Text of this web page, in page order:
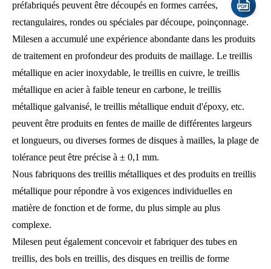
préfabriqués peuvent être découpés en formes carrées,
rectangulaires, rondes ou spéciales par découpe, poinçonnage.
Milesen a accumulé une expérience abondante dans les produits
de traitement en profondeur des produits de maillage. Le treillis
métallique en acier inoxydable, le treillis en cuivre, le treillis
métallique en acier à faible teneur en carbone, le treillis
métallique galvanisé, le treillis métallique enduit d'époxy, etc.
peuvent être produits en fentes de maille de différentes largeurs
et longueurs, ou diverses formes de disques à mailles, la plage de
tolérance peut être précise à ± 0,1 mm.
Nous fabriquons des treillis métalliques et des produits en treillis
métallique pour répondre à vos exigences individuelles en
matière de fonction et de forme, du plus simple au plus
complexe.
Milesen peut également concevoir et fabriquer des tubes en
treillis, des bols en treillis, des disques en treillis de forme